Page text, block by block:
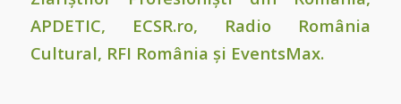
APDETIC, ECSR.ro, Radio România
Cultural, RFI România și EventsMax.